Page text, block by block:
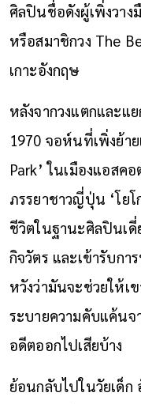
ศิลปินชื่อดังผู้เพิ่งวาง
หรือสมาชิกวง The
เกาะอังกฤษ
หลังจากวงแตกและแ
1970 จอห์นที่เพิ่งย้า
Park’ ในเมืองแอสค
ภรรยาชาวญี่ปุ่น ‘โยโ
ชีวิตในฐานะศิลปินเดี่
กิจวัตร และเข้ารับกา
หวังว่ามันจะช่วยให้
ระบายความคับแค้น
อดีตออกไปเสียบ้าง
ย้อนกลับไปในวัยเด็ก